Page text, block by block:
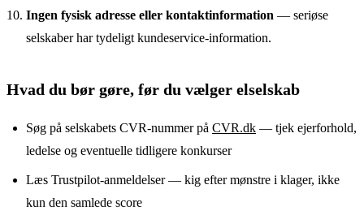
Ingen fysisk adresse eller kontaktinformation — seriøse
selskaber har tydeligt kundeservice-information.
Hvad du bør gøre, før du vælger elselskab
Søg på selskabets CVR-nummer på CVR.dk — tjek ejerforhold,
ledelse og eventuelle tidligere konkurser
Læs Trustpilot-anmeldelser — kig efter mønstre i klager, ikke
kun den samlede score